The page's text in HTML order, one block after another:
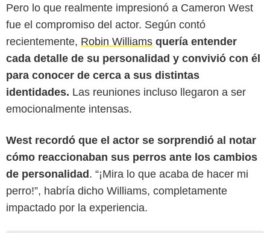
Pero lo que realmente impresionó a Cameron West
fue el compromiso del actor. Según contó
recientemente, Robin Williams quería entender
cada detalle de su personalidad y convivió con él
para conocer de cerca a sus distintas
identidades. Las reuniones incluso llegaron a ser
emocionalmente intensas.
West recordó que el actor se sorprendió al notar
cómo reaccionaban sus perros ante los cambios
de personalidad . “¡Mira lo que acaba de hacer mi
perro!”, habría dicho Williams, completamente
impactado por la experiencia.